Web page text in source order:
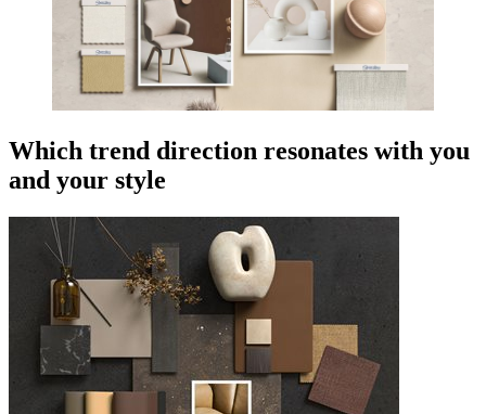
Which trend direction resonates with you
and your style